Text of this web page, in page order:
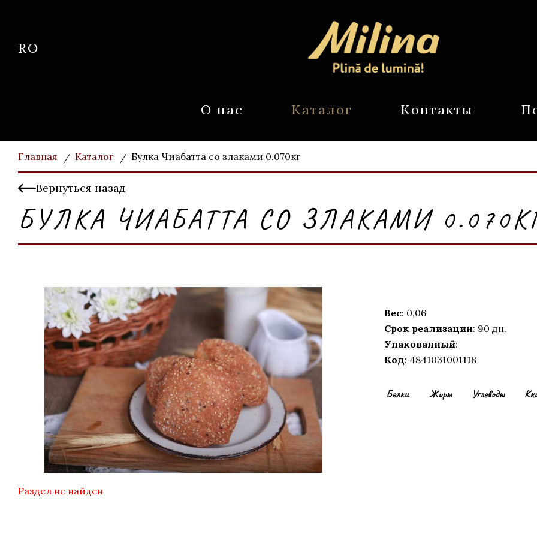
RO
О нас Каталог Контакты
Главная Каталог Булка Чиабатта со злаками 0.070кг
Вернуться назад
БУЛКА ЧИАБАТТА СО ЗЛАКАМИ
Вес: 0,06
Срок реализации: 90 дн.
Упакованный:
Код: 4841031001118
Белки Жиры Углеводы
Раздел не найден